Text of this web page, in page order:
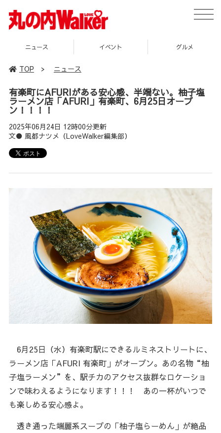
toggle
イベント グルメ スポット
TOP > ニュース
有楽町にAFURIがある安心感、半端ない。柚子塩
ラーメン店「AFURI」有楽町、6月25日オープ
ン！！！！
2025年06月24日 12時00分更新
文● 風都ナツメ（LoveWalker編集部）
6月25日（水）有楽町駅にできるルミネストリートに、
ラーメン店「AFURI 有楽町」がオープン。あの名物“柚
子塩ラーメン”を、駅チカのアクセス抜群なロケーショ
ンで味わえるようになります！！！ あの一杯がいつで
も楽しめる安心感よ。
透き通った端麗系スープの「柚子塩らーめん」が絶品